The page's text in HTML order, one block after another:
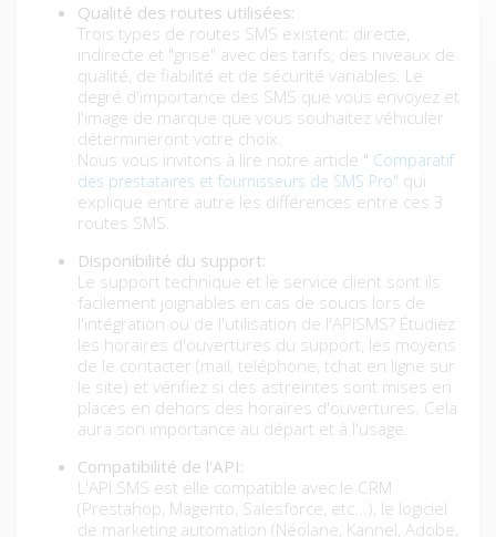
Qualité des routes utilisées:
Trois types de routes SMS existent: directe,
indirecte et "grise" avec des tarifs, des niveaux de
qualité, de fiabilité et de sécurité variables. Le
degré d'importance des SMS que vous envoyez et
l'image de marque que vous souhaitez véhiculer
détermineront votre choix.
Nous vous invitons à lire notre article " Comparatif
des prestataires et fournisseurs de SMS Pro" qui
explique entre autre les différences entre ces 3
routes SMS.
Disponibilité du support:
Le support technique et le service client sont ils
facilement joignables en cas de soucis lors de
l'intégration ou de l'utilisation de l'APISMS? Étudiez
les horaires d'ouvertures du support, les moyens
de le contacter (mail, teléphone, tchat en ligne sur
le site) et vérifiez si des astreintes sont mises en
places en dehors des horaires d'ouvertures. Cela
aura son importance au départ et à l'usage.
Compatibilité de l'API:
L'API SMS est elle compatible avec le CRM
(Prestahop, Magento, Salesforce, etc...), le logiciel
de marketing automation (Néolane, Kannel, Adobe,